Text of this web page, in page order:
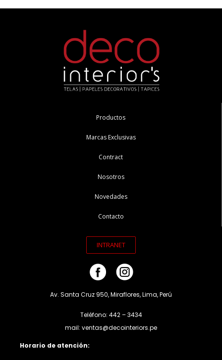
Productos
Marcas Exclusivas
Contract
Nosotros
Novedades
Contacto
INTRANET
Av. Santa Cruz 950, Miraflores, Lima, Perú
Teléfono: 442 – 3434
mail: ventas@decointeriors.pe
Horario de atención: